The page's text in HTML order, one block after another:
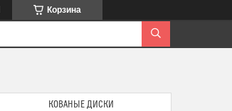
Корзина
КОВАНЫЕ ДИСКИ